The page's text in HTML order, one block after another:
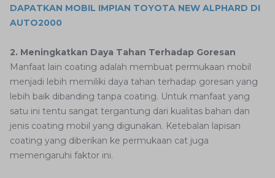
DAPATKAN MOBIL IMPIAN TOYOTA NEW ALPHARD DI
AUTO2000
2. Meningkatkan Daya Tahan Terhadap Goresan
Manfaat lain coating adalah membuat permukaan mobil
menjadi lebih memiliki daya tahan terhadap goresan yang
lebih baik dibanding tanpa coating. Untuk manfaat yang
satu ini tentu sangat tergantung dari kualitas bahan dan
jenis coating mobil yang digunakan. Ketebalan lapisan
coating yang diberikan ke permukaan cat juga
memengaruhi faktor ini.